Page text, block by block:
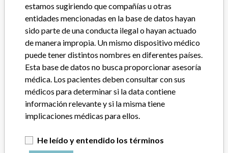
Preguntas frecuentes
Acerca de la base de datos
Contáctenos
Créditos
HISTORIAS EN SU CORREO
estamos sugiriendo que compañías u otras
entidades mencionadas en la base de datos hayan
sido parte de una conducta ilegal o hayan actuado
de manera impropia. Un mismo dispositivo médico
puede tener distintos nombres en diferentes países.
Esta base de datos no busca proporcionar asesoría
médica. Los pacientes deben consultar con sus
médicos para determinar si la data contiene
información relevante y si la misma tiene
implicaciones médicas para ellos.
He leído y entendido los términos